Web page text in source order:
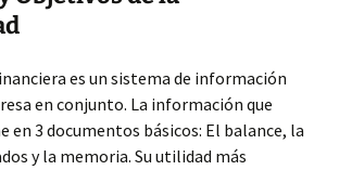
es un sistema de información
en conjunto. La información que
en 3 documentos básicos: El balance, la
y la memoria. Su utilidad más